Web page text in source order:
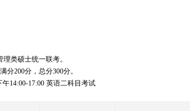
理类硕士统一联考。
分200分，总分300分。
14:00-17:00 英语二科目考试